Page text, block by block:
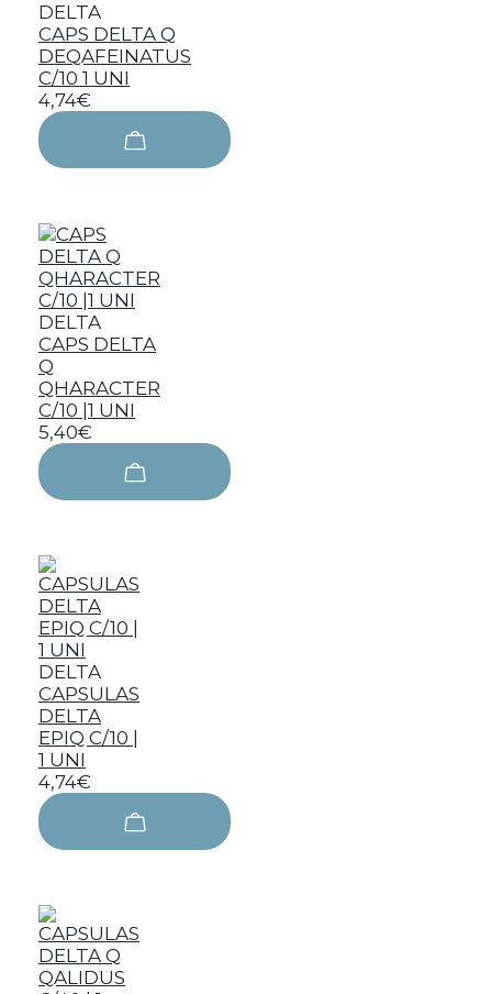
DELTA
CAPS DELTA Q
DEQAFEINATUS
C/10 1 UNI
4,74€
DELTA
CAPS DELTA
Q
QHARACTER
C/10 |1 UNI
5,40€
DELTA
CAPSULAS
DELTA
EPIQ C/10 |
1 UNI
4,74€